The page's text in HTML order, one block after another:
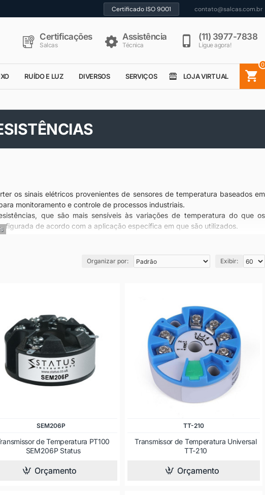
Certificado ISO 9001 contato@salcas.com.br
Certificações
Salcas
Assistência
Técnica
(11) 3977-7838
Ligue agora!
RUÍDO E LUZ DIVERSOS SERVIÇOS LOJA VIRTUAL
0
os sinais elétricos provenientes de sensores de temperatura baseados em
monitoramento e controle de processos industriais.
que são mais sensíveis às variações de temperatura do que os
de acordo com a aplicação específica em que são utilizados.
características técnicas variadas, como diferentes faixas de temperatura,
a precisão e confiabilidade nas medições de temperatura em processos
Organizar por: Exibir:
SEM206P
de Temperatura PT100
SEM206P Status
Orçamento
TT-210
Transmissor de Temperatura Universal
TT-210
Orçamento